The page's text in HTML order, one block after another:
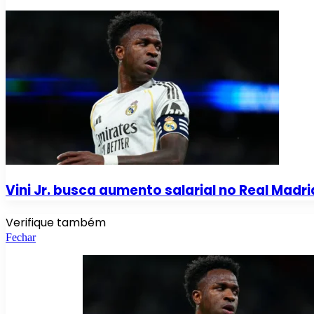
Vini Jr. busca aumento salarial no Real
Verifique também
Fechar